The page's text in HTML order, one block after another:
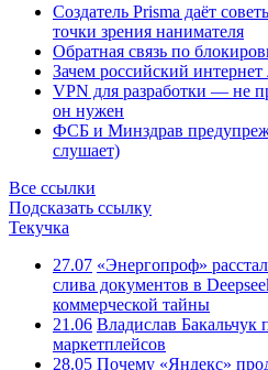
Создатель Prisma даёт
точки зрения нанимателя
Обратная связь по
Зачем российский
VPN для разработки — не
он нужен
ФСБ и Минздрав
слушает)
Все ссылки
Подсказать ссылку
Текучка
27.07 «Энергопроф»
слива документов в
коммерческой тайны
21.06 Владислав Бакальчук
маркетплейсов
28.05 Почему «Яндекс»